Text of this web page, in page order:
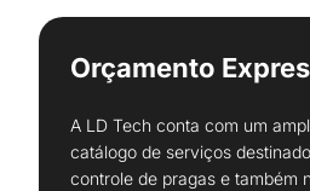
Orçamento
A LD Tech conta com um
catálogo de serviços
controle de pragas e também